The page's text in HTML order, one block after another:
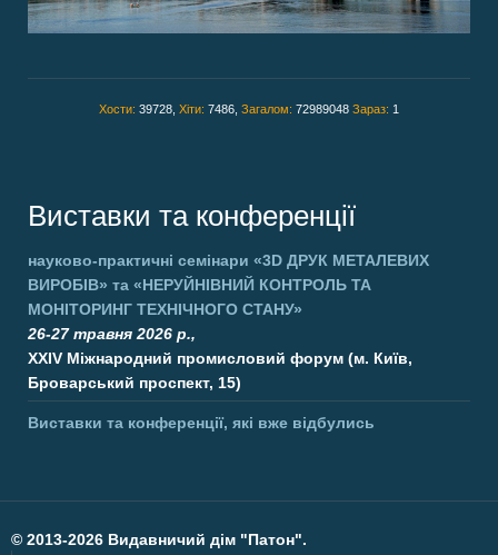
Хости: 39728, Хіти: 7486, Загалом: 72989048 Зараз: 1
Виставки та конференції
науково-практичні семінари «3D ДРУК МЕТАЛЕВИХ
ВИРОБІВ» та «НЕРУЙНІВНИЙ КОНТРОЛЬ ТА
МОНІТОРИНГ ТЕХНІЧНОГО СТАНУ»
26-27 травня 2026 р.,
XXIV Міжнародний промисловий форум (м. Київ,
Броварський проспект, 15)
Виставки та конференції, які вже відбулись
© 2013-2026 Видавничий дім "Патон".